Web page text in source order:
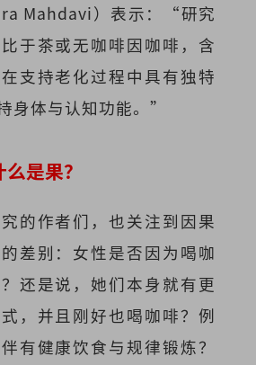
Mahdavi）表示：“研究
于茶或无咖啡因咖啡，含
支持老化过程中具有独特
身体与认知功能。”
是果？
的作者们，也关注到因果
差别：女性是否因为喝咖
还是说，她们本身就有更
，并且刚好也喝咖啡？例
有健康饮食与规律锻炼？